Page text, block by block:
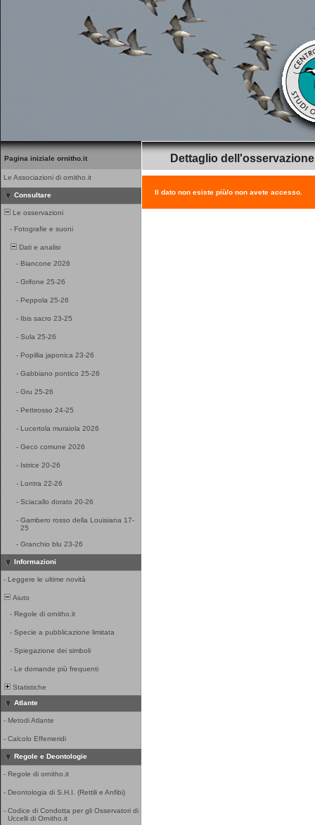
Pagina iniziale ornitho.it
Le Associazioni di ornitho.it
Consultare
Le osservazioni
- Fotografie e suoni
Dati e analisi
- Biancone 2026
- Grifone 25-26
- Peppola 25-26
- Ibis sacro 23-25
- Sula 25-26
- Popillia japonica 23-26
- Gabbiano pontico 25-26
- Gru 25-26
- Pettirosso 24-25
- Lucertola muraiola 2026
- Geco comune 2026
- Istrice 20-26
- Lontra 22-26
- Sciacallo dorato 20-26
- Gambero rosso della Louisiana 17-
25
- Granchio blu 23-26
Informazioni
- Leggere le ultime novità
Aiuto
- Regole di ornitho.it
- Specie a pubblicazione limitata
- Spiegazione dei simboli
- Le domande più frequenti
Statistiche
Atlante
- Metodi Atlante
- Calcolo Effemeridi
Regole e Deontologie
- Regole di ornitho.it
- Deontologia di S.H.I. (Rettili e Anfibi)
- Codice di Condotta per gli Osservatori di
Uccelli di Ornitho.it
Dettaglio dell'osservazione
Il dato non esiste più/o non avete accesso.